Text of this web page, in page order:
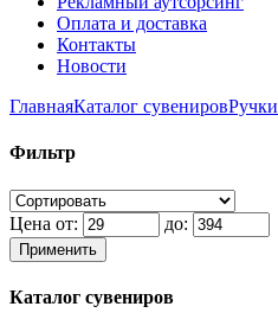
Оплата и доставка
Контакты
Новости
ГлавнаяКаталог сувениров
Фильтр
Цена от: до:
Применить
Каталог сувениров